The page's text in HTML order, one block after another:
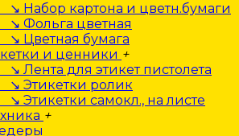
Набор картона и цветн.бумаги
Фольга цветная
Цветная бумага
и ценники +
Лента для этикет пистолета
Этикетки ролик
Этикетки самокл., на листе
+